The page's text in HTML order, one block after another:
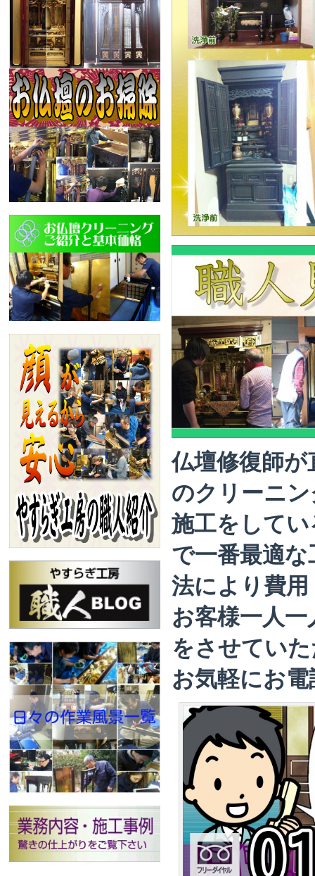
仏壇修復師
のクリーニ
施工をして
で一番最適
法により費
お客様一人
をさせてい
お気軽にお